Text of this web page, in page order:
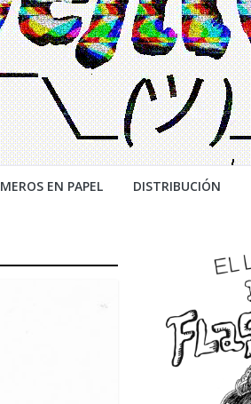
EN PAPEL DISTRIBUCIÓN